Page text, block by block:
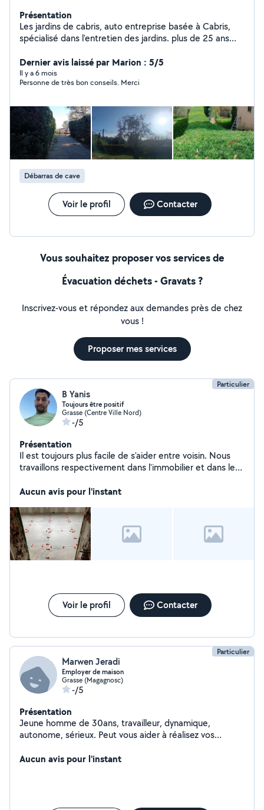
Présentation
Les jardins de cabris, auto entreprise basée à Cabris,
spécialisé dans l'entretien des jardins. plus de 25 ans
,taille de haies, débroussaillage ,entretien et tailles
d'oliviers prestation de jardinage éligibles au crédit
d'impôt de 50% (SAP) travail sérieux, soigné et de
Dernier avis laissé par Marion : 5/5
Il y a 6 mois
Personne de très bon conseils. Merci
Débarras de cave
Voir le profil Contacter
Vous souhaitez proposer vos services de
Évacuation déchets - Gravats ?
Inscrivez-vous et répondez aux demandes près de chez
vous !
Proposer mes services
Particulier
B Yanis
Toujours être positif
Grasse (Centre Ville Nord)
-/5
Présentation
Il est toujours plus facile de s'aider entre voisin. Nous
travaillons respectivement dans l'immobilier et dans le
Aucun avis pour l'instant
Voir le profil Contacter
Particulier
Marwen Jeradi
Employer de maison
Grasse (Magagnosc)
-/5
Présentation
Jeune homme de 30ans, travailleur, dynamique,
autonome, sérieux. Peut vous aider à réalisez vos
c'est aussi travailler dans le bâtiment, la peinture et
Aucun avis pour l'instant